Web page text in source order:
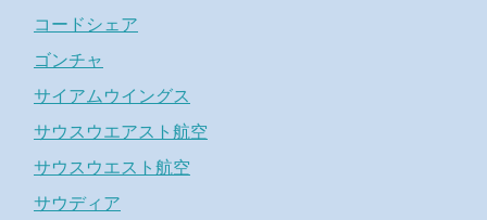
コードシェア
ゴンチャ
サイアムウイングス
サウスウエアスト航空
サウスウエスト航空
サウディア